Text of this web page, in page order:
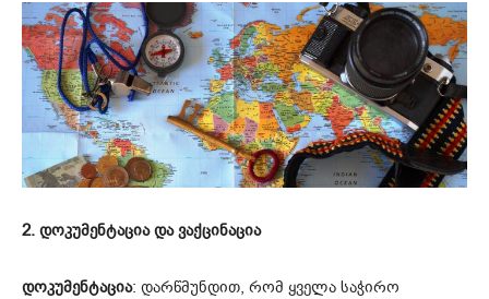
2. დოკუმენტაცია და ვაქცინაცია
დოკუმენტაცია: დარწმუნდით, რომ ყველა საჭირო